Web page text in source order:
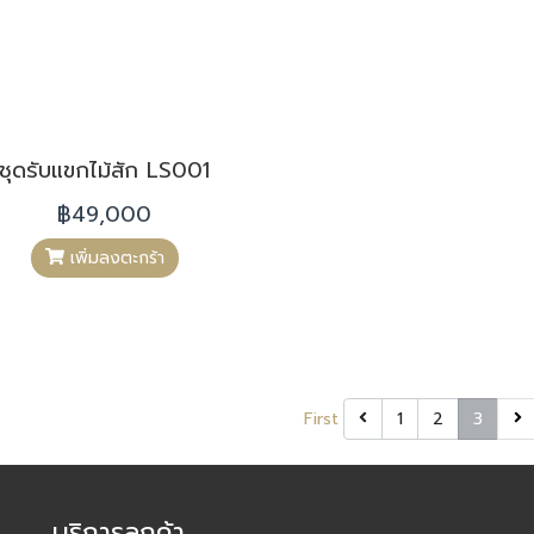
ชุดรับแขกไม้สัก LS001
฿49,000
เพิ่มลงตะกร้า
First 1 2 3